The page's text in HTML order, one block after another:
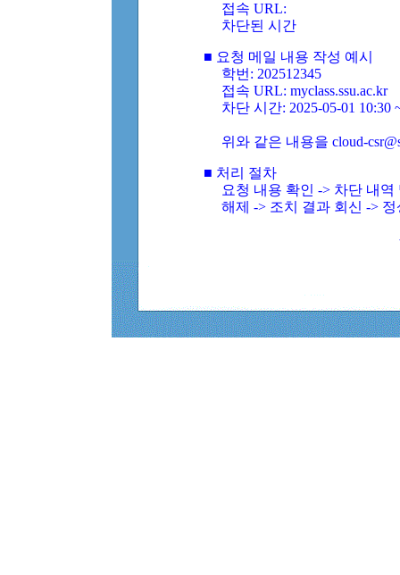
접속 URL:
차단된 시간
■ 요청 메일 내용 작성 예시
학번: 202512345
접속 URL: myclass.ssu.ac.kr
차단 시간: 2025-05-01 10:30
위와 같은 내용을 cloud-
■ 처리 절차
요청 내용 확인 -> 차단 내
해제 -> 조치 결과 회신 ->